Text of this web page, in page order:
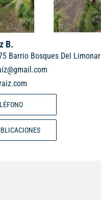
B.
Barrio Bosques Del Limonar